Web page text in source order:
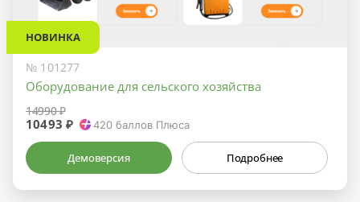
НОВИНКА
№ 101277
Оборудование для сельского хозяйства
14990 ₽
10493 ₽ 420 баллов Плюса
Демоверсия Подробнее